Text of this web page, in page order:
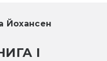
Йохансен
I